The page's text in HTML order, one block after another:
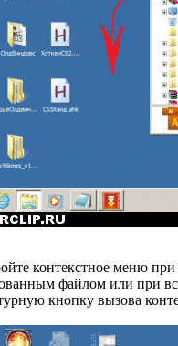
контекстное меню
файлом или при
кнопку вызова